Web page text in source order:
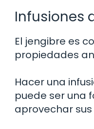
Infusiones
El jengibre es
propiedades
Hacer una
puede ser una
aprovechar